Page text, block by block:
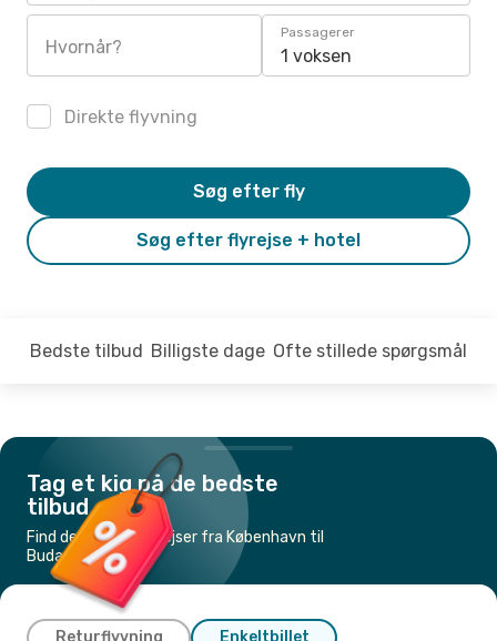
Hvornår?
Passagerer
1 voksen
Direkte flyvning
Søg efter flyrejse + hotel
Søg efter fly
Bedste tilbud Billigste dage Ofte stillede spørgsmål
Tag et kig på de bedste
tilbud
Find de billigste flyrejser fra København til
Budapest
Returflyvning Enkeltbillet